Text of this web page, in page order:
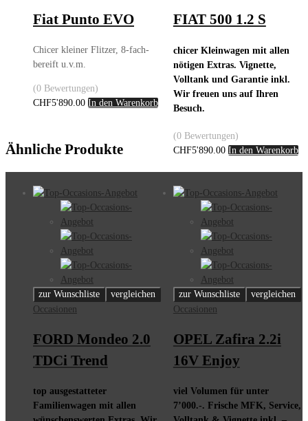
Fiat Punto EVO
Chicer kleiner Flitzer, 8-fach-
bereift u.v.m.
(0 Bewertungen)
CHF5'890.00 In den Warenkorb
FIAT 500 1.2 S
chicer Kleinwagen mit allen
nötigen Extras. Vignette,
Volltank und Garantie inkl.
Wir freuen uns auf Ihren
Besuch.
(0 Bewertungen)
CHF5'890.00 In den Warenkorb
Ähnliche Produkte
zur Wunschliste
vergleichen
Occasionen
FORD Mondeo 2.0
TDCi Trend
top ausgestatteter
Familienwagen mit allen
zur Wunschliste
vergleichen
Occasionen
OPEL Zafira 2.2i
16V Enjoy
viel Volumen für unter
7’000.-. Frische MFK, Service,